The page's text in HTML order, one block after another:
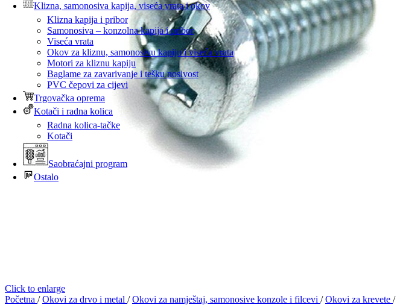
Klizna, samonosiva kapija, viseća vrata i okov
Klizna kapija i pribor
Samonosiva – konzolna kapija i pribor
Viseća vrata
Okov za kliznu, samonosivu kapiju i viseća vrata
Motori za kliznu kapiju
Baglame za zavarivanje i tešku nosivost
PVC čepovi za cijevi
Trgovačka oprema
Kotači i radna kolica
Radna kolica-tačke
Kotači
Saobraćajni program
Ostalo
Click to enlarge
Početna / Okovi za drvo i metal / Okovi za namještaj, samonosive konzole i filcevi / Okovi za krevete /